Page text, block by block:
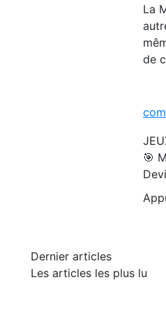
La
de
🎯
Dernier articles
Les articles les plus lu